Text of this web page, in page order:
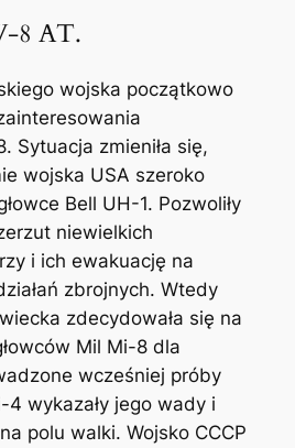
8 AT.
wojska początkowo
Sytuacja zmieniła się,
wojska USA szeroko
Bell UH-1. Pozwoliły
niewielkich
i ich ewakuację na
zbrojnych. Wtedy
zdecydowała się na
Mil Mi-8 dla
wcześniej próby
4 wykazały jego wady i
polu walki. Wojsko CCCP